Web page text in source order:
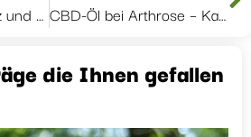
CBD-Öl bei Demenz und Arthrose – von Bernd N.
CBD-Öl bei Arthrose – Kater Paulchen – Erfahrungsbericht von Diana R.
die Ihnen gefallen